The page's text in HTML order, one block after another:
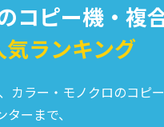
コピー機・複
気ランキング
カラー・モノクロのコピ
ーまで、